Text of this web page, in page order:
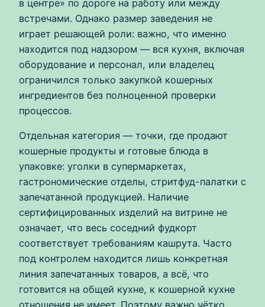
в центре» по дороге на работу или между
встречами. Однако размер заведения не
играет решающей роли: важно, что именно
находится под надзором — вся кухня, включая
оборудование и персонал, или владелец
ограничился только закупкой кошерных
ингредиентов без полноценной проверки
процессов.
Отдельная категория — точки, где продают
кошерные продукты и готовые блюда в
упаковке: уголки в супермаркетах,
гастрономические отделы, стритфуд-палатки с
запечатанной продукцией. Наличие
сертифицированных изделий на витрине не
означает, что весь соседний фудкорт
соответствует требованиям кашрута. Часто
под контролем находится лишь конкретная
линия запечатанных товаров, а всё, что
готовится на общей кухне, к кошерной кухне